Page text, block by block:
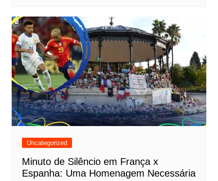
Uncategorized
Minuto de Silêncio em França x
Espanha: Uma Homenagem Necessária